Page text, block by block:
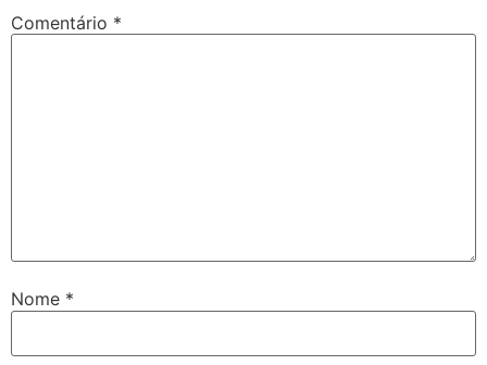
Comentário *
Nome *